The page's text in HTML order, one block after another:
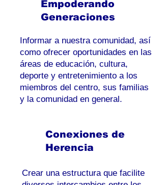
Empoderando
Generaciones
Informar a nuestra comunidad, así
como ofrecer oportunidades en las
áreas de educación, cultura,
deporte y entretenimiento a los
miembros del centro, sus familias
y la comunidad en general.
Conexiones de
Herencia
Crear una estructura que facilite